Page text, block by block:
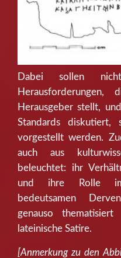
Dabei sollen
Herausgeber stellt,
Standards diskutiert,
vorgestellt werden.
auch aus
beleuchtet: ihr
und ihre Rolle im
bedeutsamen
genauso
lateinische Satire.
[Anmerkung zu den